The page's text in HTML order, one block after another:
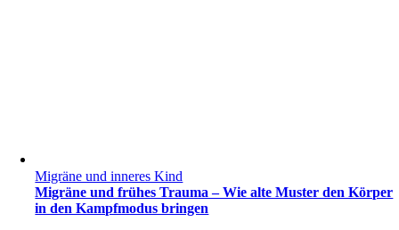
Migräne und inneres Kind
Migräne und frühes Trauma – Wie alte Muster den Körper
in den Kampfmodus bringen